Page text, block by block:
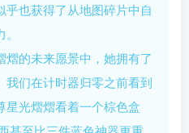
乎也获得了从地图碎片中自
熠的未来愿景中，她拥有了
我们在计时器归零之前看到
星光熠熠看着一个棕色盒